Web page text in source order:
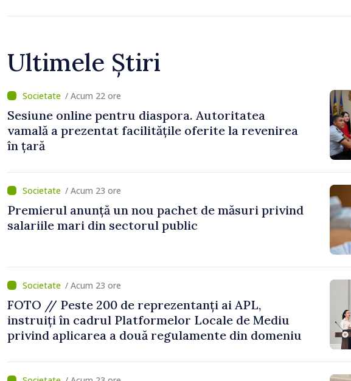
Ultimele Știri
/ Acum 22 ore
Sesiune online pentru diaspora. Autoritatea
vamală a prezentat facilitățile oferite la revenirea
în țară
/ Acum 23 ore
Premierul anunță un nou pachet de măsuri privind
salariile mari din sectorul public
/ Acum 23 ore
FOTO // Peste 200 de reprezentanți ai APL,
instruiți în cadrul Platformelor Locale de Mediu
privind aplicarea a două regulamente din domeniu